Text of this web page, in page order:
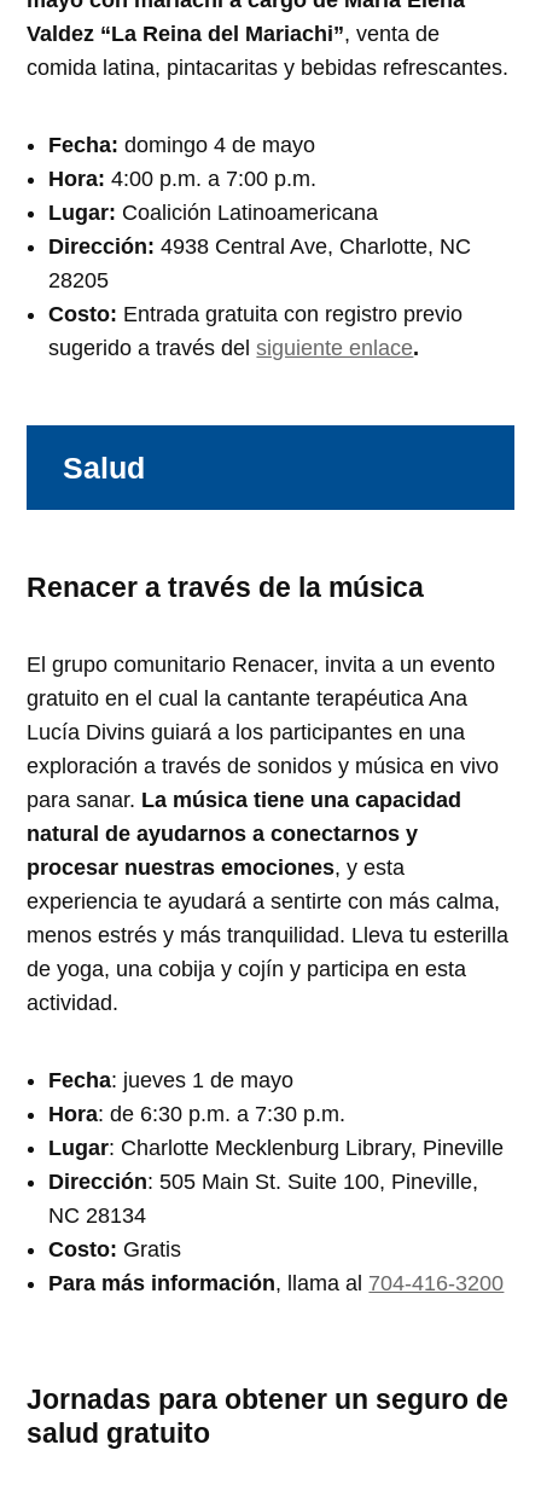
Valdez “La Reina del Mariachi”, venta de
comida latina, pintacaritas y bebidas refrescantes.
Fecha:domingo 4 de mayo
Hora:4:00 p.m. a 7:00 p.m.
Lugar: Coalición Latinoamericana
Dirección:4938 Central Ave, Charlotte, NC
28205
Costo: Entrada gratuita con registro previo
sugerido a través delsiguiente enlace.
Salud
Renacer a través de la música
El grupo comunitario Renacer, invita a un evento
gratuito en el cual la cantante terapéutica Ana
Lucía Divins guiará a los participantes en una
exploración a través de sonidos y música en vivo
para sanar. La música tiene una capacidad
natural de ayudarnos a conectarnos y
procesar nuestras emociones, y esta
experiencia te ayudará a sentirte con más calma,
menos estrés y más tranquilidad. Lleva tu esterilla
de yoga, una cobija y cojín y participa en esta
actividad.
Fecha: jueves 1 de mayo
Hora: de 6:30 p.m. a 7:30 p.m.
Lugar: Charlotte Mecklenburg Library, Pineville
Dirección: 505 Main St. Suite 100, Pineville,
NC 28134
Costo: Gratis
Para más información, llama al 704-416-3200
Jornadas para obtener un seguro de
salud gratuito